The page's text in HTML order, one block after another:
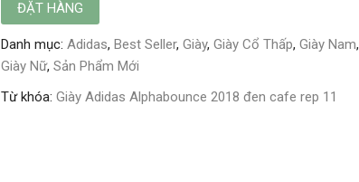
Danh mục: Adidas, Best Seller, Giày, Giày Cổ Thấp, Giày Nam,
Giày Nữ, Sản Phẩm Mới
Từ khóa: Giày Adidas Alphabounce 2018 đen cafe rep 11